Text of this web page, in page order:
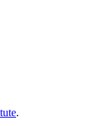
.